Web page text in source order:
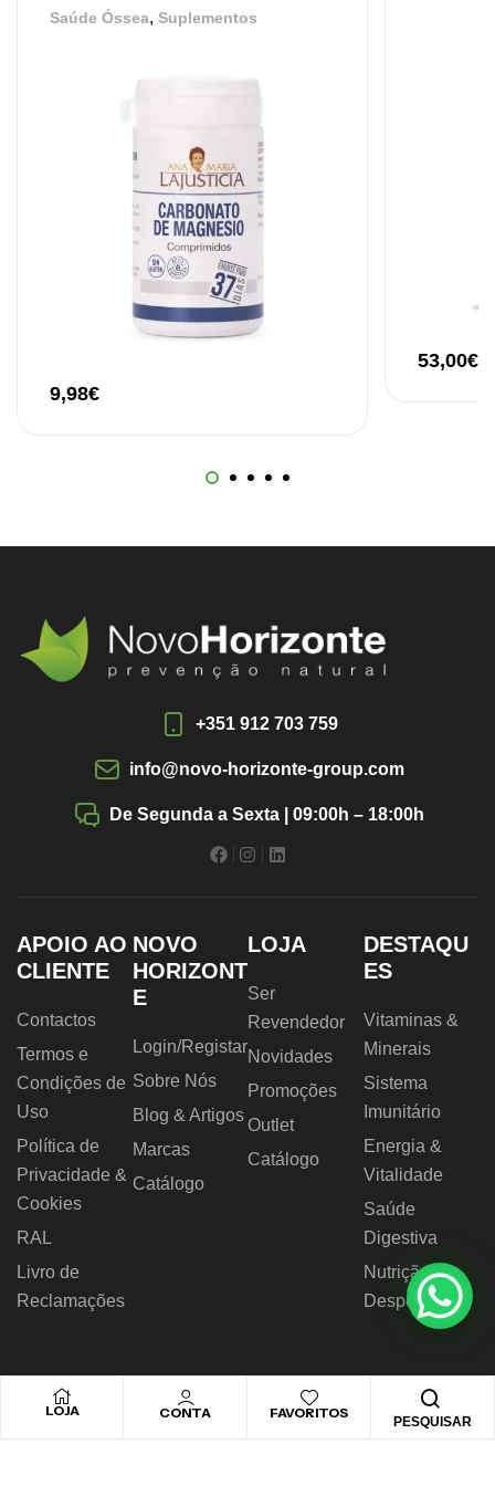
Suplementos,Vitaminas e Minerais
Saúde Óssea, Suplementos
9,98€
53,00€
LOJA CONTA FAVORITOS
PESQUISAR
+351 912 703 759
info@novo-horizonte-group.com
De Segunda a Sexta | 09:00h – 18:00h
APOIO AO
CLIENTE
Contactos
Termos e
Condições de
Uso
Política de
Privacidade &
Cookies
RAL
Livro de
Reclamações
NOVO
HORIZONT
E
Login/Registar
Sobre Nós
Blog & Artigos
Marcas
Catálogo
LOJA
Ser
Revendedor
Novidades
Promoções
Outlet
Catálogo
DESTAQU
ES
Vitaminas &
Minerais
Sistema
Imunitário
Energia &
Vitalidade
Saúde
Digestiva
Nutrição
Desportiva